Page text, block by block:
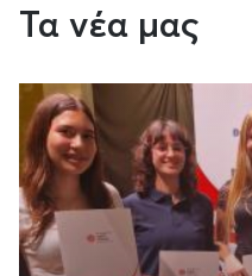
Τα νέα μας